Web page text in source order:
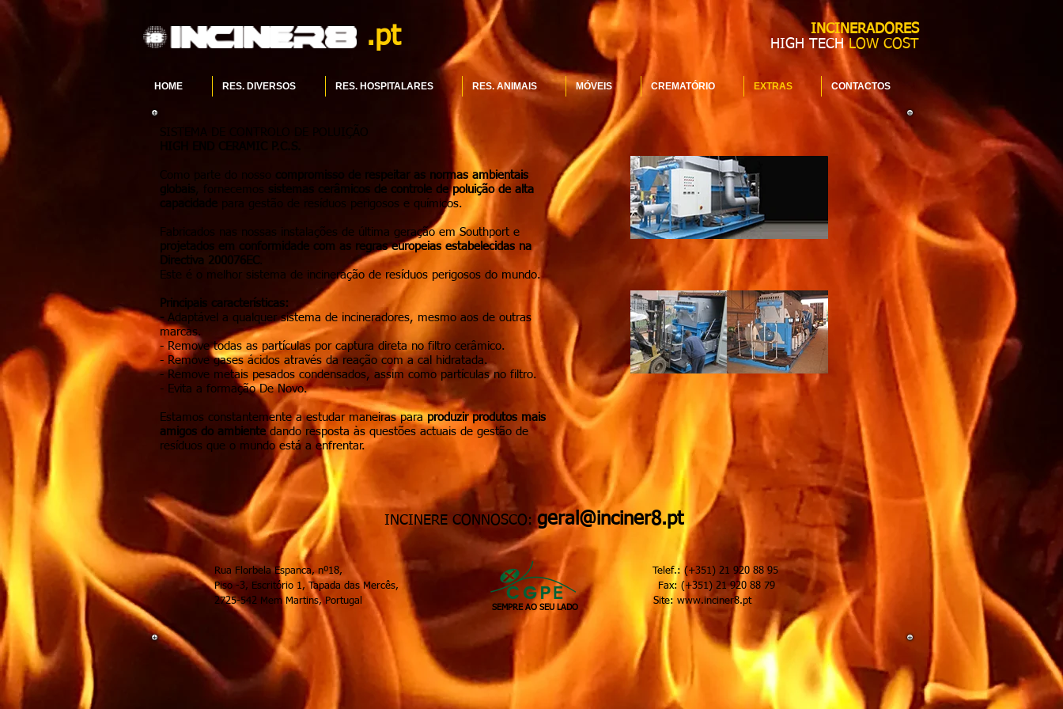
.pt
INCINERADORES
HIGH TECHLOW COST
HOME RES. DIVERSOS RES. HOSPITALARES RES. ANIMAIS MÓVEIS CREMATÓRIO EXTRAS CONTACTOS
SISTEMA DE CONTROLO DE POLUIÇÃO
HIGH END CERAMIC P.C.S.
Como parte do nosso compromisso de respeitar as normas ambientais
globais, fornecemos sistemas cerâmicos de controle de poluição de alta
capacidade para gestão de resíduos perigosos e químicos.
Fabricados nas nossas instalações de última geração em Southport e
projetados em conformidade com as regras europeias estabelecidas na
Directiva 200076EC.
Este é o melhor sistema de incineração de resíduos perigosos do mundo.
Principais características:
- Adaptável a qualquer sistema de incineradores, mesmo aos de outras
marcas.
- Remove todas as partículas por captura direta no filtro cerâmico.
- Remove gases ácidos através da reação com a cal hidratada.
- Remove metais pesados condensados, assim como partículas no filtro.
- Evita a formação De Novo.
Estamos constantemente a estudar maneiras para produzir produtos mais
amigos do ambiente dando resposta às questões actuais de gestão de
resíduos que o mundo está a enfrentar.
INCINERE CONNOSCO: geral@inciner8.pt
SEMPRE AO SEU LADO
Rua Florbela Espanca, nº18, Telef.: (+351) 21 920 88 95
Piso -3, Escritório 1, Tapada das Mercês, Fax: (+351) 21 920 88 79
2725-542 Mem Martins, Portugal Site: www.inciner8.pt